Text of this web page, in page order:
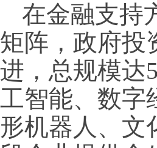
在金融支持
矩阵，政府投
进，总规模达
工智能、数字
形机器人、文